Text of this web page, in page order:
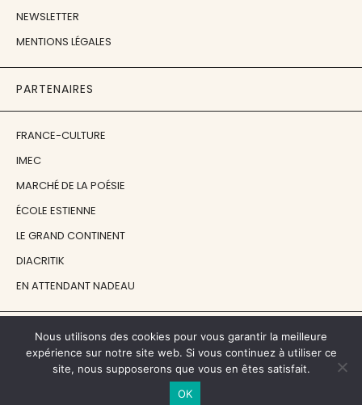
NEWSLETTER
MENTIONS LÉGALES
PARTENAIRES
FRANCE-CULTURE
IMEC
MARCHÉ DE LA POÉSIE
ÉCOLE ESTIENNE
LE GRAND CONTINENT
DIACRITIK
EN ATTENDANT NADEAU
NOS SOUTIENS
CENTRE NATIONAL DU LIVRE
Nous utilisons des cookies pour vous garantir la meilleure
expérience sur notre site web. Si vous continuez à utiliser ce
site, nous supposerons que vous en êtes satisfait.
OK